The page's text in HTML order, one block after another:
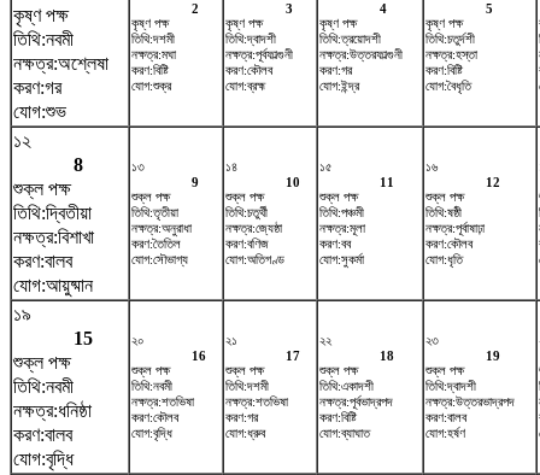
কৃষ্ণ পক্ষ
তিথি:নবমী
নক্ষত্র:অশ্লেষা
করণ:গর
যোগ:শুভ
2
কৃষ্ণ পক্ষ
তিথি:দশমী
নক্ষত্র:মঘা
করণ:বিষ্টি
যোগ:শুক্র
3
কৃষ্ণ পক্ষ
তিথি:দ্বাদশী
নক্ষত্র:পূর্বফাল্গুনী
করণ:কৌলব
যোগ:ব্রহ্ম
4
কৃষ্ণ পক্ষ
তিথি:ত্রয়োদশী
নক্ষত্র:উত্তরফাল্গুনী
করণ:গর
যোগ:ইন্দ্র
5
কৃষ্ণ পক্ষ
তিথি:চতুর্দশী
নক্ষত্র:হস্তা
করণ:বিষ্টি
যোগ:বৈধৃতি
১২
8
শুক্ল পক্ষ
তিথি:দ্বিতীয়া
নক্ষত্র:বিশাখা
করণ:বালব
যোগ:আয়ুষ্মান
১৩
9
শুক্ল পক্ষ
তিথি:তৃতীয়া
নক্ষত্র:অনুরাধা
করণ:তৈতিল
যোগ:সৌভাগ্য
১৪
10
শুক্ল পক্ষ
তিথি:চতুর্থী
নক্ষত্র:জ্যেষ্ঠা
করণ:বণিজ
যোগ:অতিগণ্ড
১৫
11
শুক্ল পক্ষ
তিথি:পঞ্চমী
নক্ষত্র:মূলা
করণ:বব
যোগ:সুকর্মা
১৬
12
শুক্ল পক্ষ
তিথি:ষষ্ঠী
নক্ষত্র:পূর্বাষাঢ়া
করণ:কৌলব
যোগ:ধৃতি
১৯
15
শুক্ল পক্ষ
তিথি:নবমী
নক্ষত্র:ধনিষ্ঠা
করণ:বালব
যোগ:বৃদ্ধি
২০
16
শুক্ল পক্ষ
তিথি:নবমী
নক্ষত্র:শতভিষ‌া
করণ:কৌলব
যোগ:বৃদ্ধি
২১
17
শুক্ল পক্ষ
তিথি:দশমী
নক্ষত্র:শতভিষ‌া
করণ:গর
যোগ:ধ্রুব
২২
18
শুক্ল পক্ষ
তিথি:একাদশী
নক্ষত্র:পূর্বভাদ্রপদ
করণ:বিষ্টি
যোগ:ব্যাঘাত
২৩
19
শুক্ল পক্ষ
তিথি:দ্বাদশী
নক্ষত্র:উত্তরভাদ্রপদ
করণ:বালব
যোগ:হর্ষণ